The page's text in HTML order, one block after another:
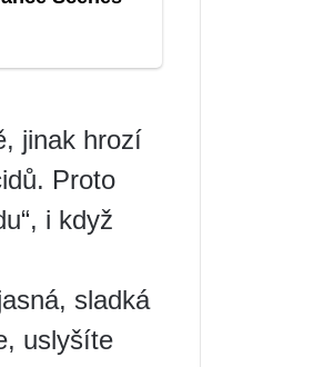
jinak hrozí
Proto
i když
sladká
uslyšíte